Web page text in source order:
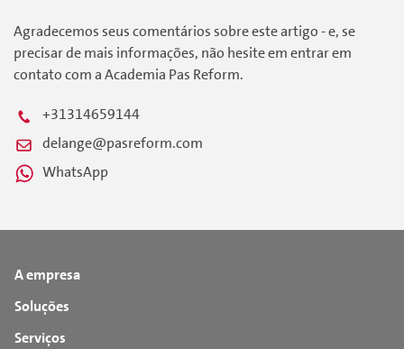
Agradecemos seus comentários sobre este artigo - e, se
precisar de mais informações, não hesite em entrar em
contato com a Academia Pas Reform.
+31314659144
delange@pasreform.com
WhatsApp
A empresa
Soluções
Serviços